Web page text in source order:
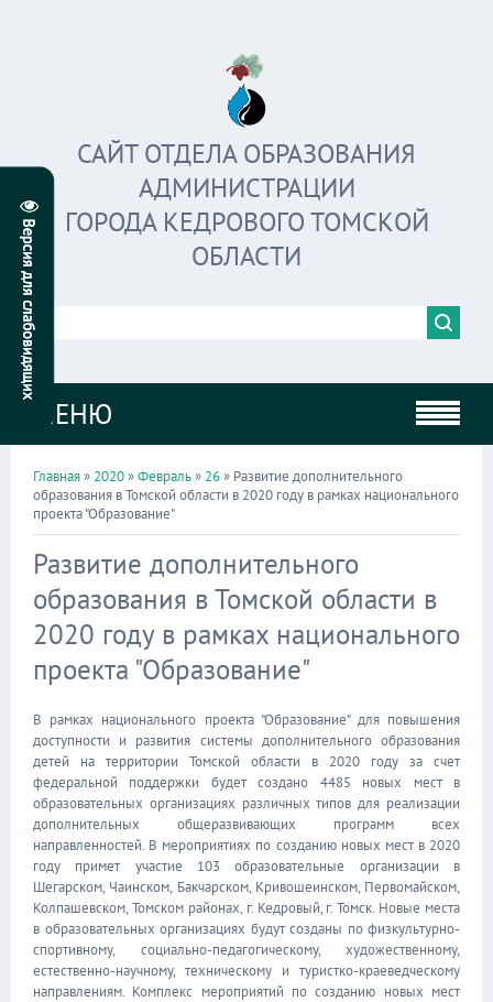
САЙТ ОТДЕЛА ОБРАЗОВАНИЯ
АДМИНИСТРАЦИИ
ГОРОДА КЕДРОВОГО ТОМСКОЙ
ОБЛАСТИ
МЕНЮ
Главная» 2020»Февраль» 26» Развитие дополнительного
образования в Томской области в 2020 году в рамках национального
проекта "Образование"
Развитие дополнительного
образования в Томской области в
2020 году в рамках национального
проекта "Образование"
В рамках национального проекта "Образование" для повышения
доступности и развития системы дополнительного образования
детей на территории Томской области в 2020 году за счет
федеральной поддержки будет создано 4485 новых мест в
образовательных организациях различных типов для реализации
дополнительных общеразвивающих программ всех
направленностей. В мероприятиях по созданию новых мест в 2020
году примет участие 103 образовательные организации в
Шегарском, Чаинском, Бакчарском, Кривошеинском, Первомайском,
Колпашевском, Томском районах, г. Кедровый, г. Томск. Новые места
в образовательных организациях будут созданы по физкультурно-
спортивному, социально-педагогическому, художественному,
естественно-научному, техническому и туристко-краеведческому
направлениям. Комплекс мероприятий по созданию новых мест